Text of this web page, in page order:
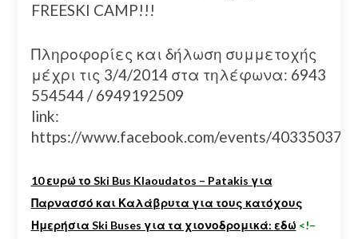
FREESKI CAMP!!!
Πληροφορίες και δήλωση συμμετοχής
μέχρι τις 3/4/2014 στα τηλέφωνα: 6943
554544 / 6949192509
link:
https://www.facebook.com/events/
10 ευρώ το Ski Bus Klaoudatos – Patakis για
Παρνασσό και Καλάβρυτα για τους κατόχους
Ημερήσια Ski Buses για τα χιονοδρομικά: εδώ<!–